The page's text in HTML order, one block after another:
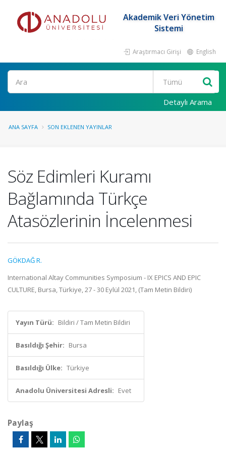
Akademik Veri Yönetim
Sistemi
Araştırmacı Girişi English
Ara
Detaylı Arama
ANA SAYFA SON EKLENEN YAYINLAR
Söz Edimleri Kuramı
Bağlamında Türkçe
Atasözlerinin İncelenmesi
GÖKDAĞ R.
International Altay Communities Symposium - IX EPICS AND EPIC
CULTURE, Bursa, Türkiye, 27 - 30 Eylül 2021, (Tam Metin Bildiri)
Yayın Türü: Bildiri / Tam Metin Bildiri
Basıldığı Şehir: Bursa
Basıldığı Ülke: Türkiye
Anadolu Üniversitesi Adresli: Evet
Paylaş